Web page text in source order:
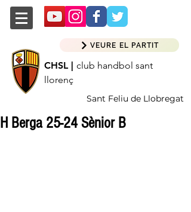
CHSL | club handbol sant
llorenç
Sant Feliu de Llobregat
VEURE EL PARTIT
H Berga 25-24 Sènior B